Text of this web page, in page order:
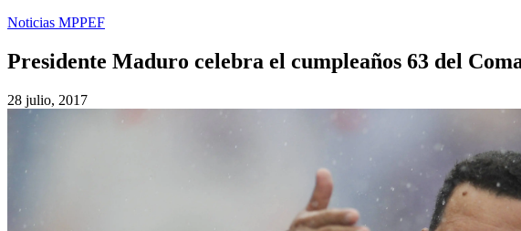
Noticias MPPEF
Presidente Maduro celebra el cumpleaños 63 del
28 julio, 2017